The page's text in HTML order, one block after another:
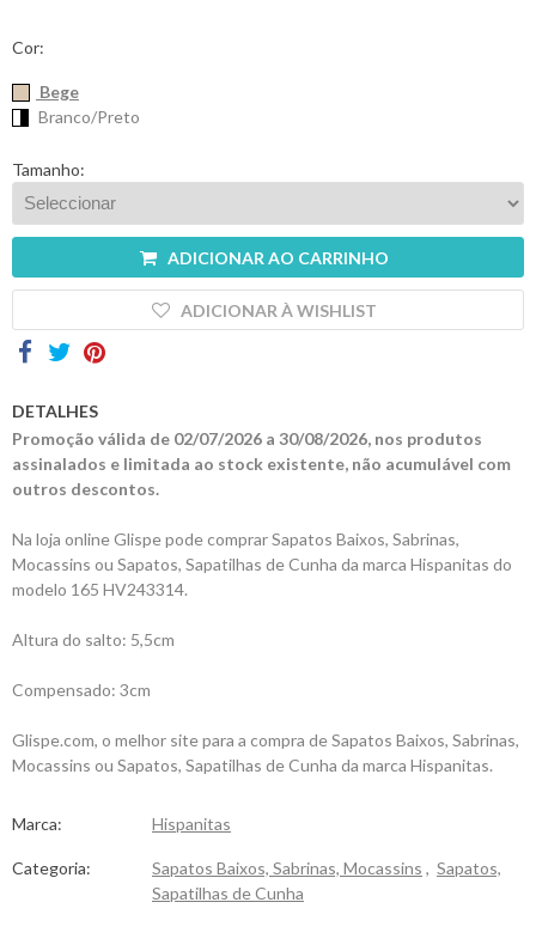
Cor:
Bege
Branco/Preto
Tamanho:
ADICIONAR AO CARRINHO
ADICIONAR À WISHLIST
DETALHES
Promoção válida de 02/07/2026 a 30/08/2026, nos produtos
assinalados e limitada ao stock existente, não acumulável com
outros descontos.
Na loja online Glispe pode comprar Sapatos Baixos, Sabrinas,
Mocassins ou Sapatos, Sapatilhas de Cunha da marca Hispanitas do
modelo 165 HV243314.
Altura do salto: 5,5cm
Compensado: 3cm
Glispe.com, o melhor site para a compra de Sapatos Baixos, Sabrinas,
Mocassins ou Sapatos, Sapatilhas de Cunha da marca Hispanitas.
Marca: Hispanitas
Categoria: Sapatos Baixos, Sabrinas, Mocassins , Sapatos,
Sapatilhas de Cunha